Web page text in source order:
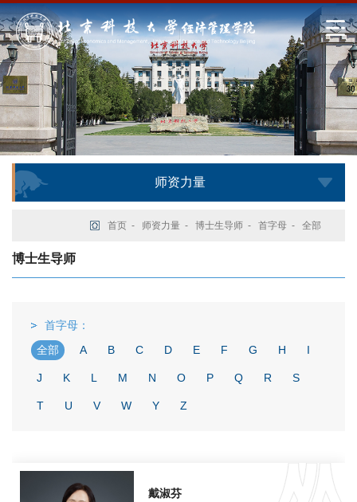
师资力量
首页 - 师资力量 - 博士生导师 - 首字母 - 全部
博士生导师
首字母：
全部
A B C D E F G H I
J K L M N O P Q R S
T U V W Y Z
戴淑芬